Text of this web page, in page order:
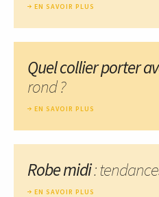
EN SAVOIR PLUS
Quel collier porter
rond ?
EN SAVOIR PLUS
Robe midi:
EN SAVOIR PLUS